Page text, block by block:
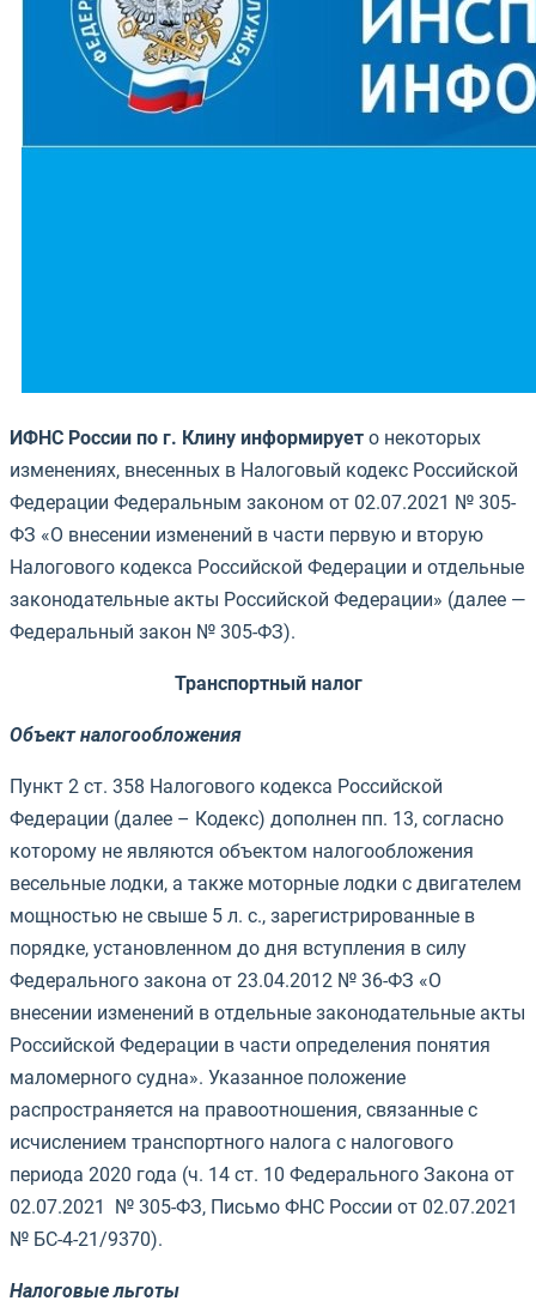
ИФНС России по г. Клину информирует о некоторых
изменениях, внесенных в Налоговый кодекс Российской
Федерации Федеральным законом от 02.07.2021 № 305-
ФЗ «О внесении изменений в части первую и вторую
Налогового кодекса Российской Федерации и отдельные
законодательные акты Российской Федерации» (далее —
Федеральный закон № 305-ФЗ).
Транспортный налог
Объект налогообложения
Пункт 2 ст. 358 Налогового кодекса Российской
Федерации (далее – Кодекс) дополнен пп. 13, согласно
которому не являются объектом налогообложения
весельные лодки, а также моторные лодки с двигателем
мощностью не свыше 5 л. с., зарегистрированные в
порядке, установленном до дня вступления в силу
Федерального закона от 23.04.2012 № 36-ФЗ «О
внесении изменений в отдельные законодательные акты
Российской Федерации в части определения понятия
маломерного судна». Указанное положение
распространяется на правоотношения, связанные с
исчислением транспортного налога с налогового
периода 2020 года (ч. 14 ст. 10 Федерального Закона от
02.07.2021 № 305-ФЗ, Письмо ФНС России от 02.07.2021
№ БС-4-21/9370).
Налоговые льготы